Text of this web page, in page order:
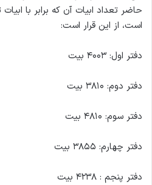
حاضر تعداد ابیات آن که برابر با
است، از این قرار است:
دفتر اول: ۴۰۰۳ بیت
دفتر دوم: ۳۸۱۰ بیت
دفتر سوم: ۴۸۱۰ بیت
دفتر چهارم: ۳۸۵۵ بیت
دفتر پنجم : ۴۲۳۸ بیت